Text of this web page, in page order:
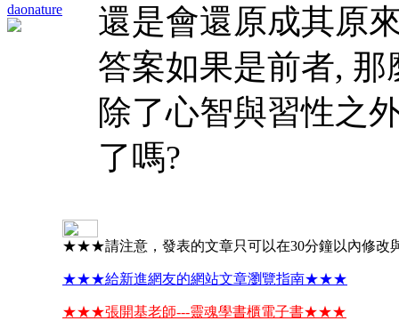
daonature
還是會還原成其原
答案如果是前者,
除了心智與習性之
了嗎?
★★★請注意，發表的文章只可以在30分鐘以內修
★★★給新進網友的網站文章瀏覽指南★★★
★★★張開基老師---靈魂學書櫃電子書★★★